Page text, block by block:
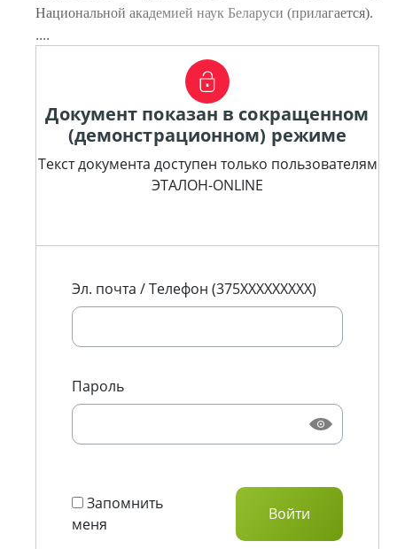
Национальной академией наук Беларуси (прилагается).
....
Документ показан в сокращенном
(демонстрационном) режиме
Текст документа доступен только пользователям
ЭТАЛОН-ONLINE
Эл. почта / Телефон (375XXXXXXXXX)
Пароль
Запомнить
меня